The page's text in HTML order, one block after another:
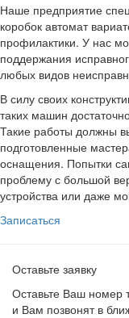
Наше предприятие
коробок автомат
профилактики. У нас
поддержания
любых видов
В силу своих
таких машин
Такие работы должны
подготовленные
оснащения. Попытки
проблему с большой
устройства или даже
Записаться
Оставьте заявку
Оставьте Ваш номер
и Вам позвонят в